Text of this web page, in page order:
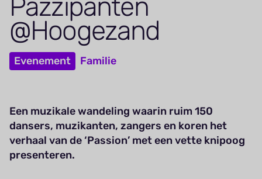
Paz­zi­panten
@Hoogezand
Evenement Familie
Een muzikale wandeling waarin ruim 150
dansers, muzikanten, zangers en koren het
verhaal van de ‘Passion’ met een vette knipoog
presenteren.